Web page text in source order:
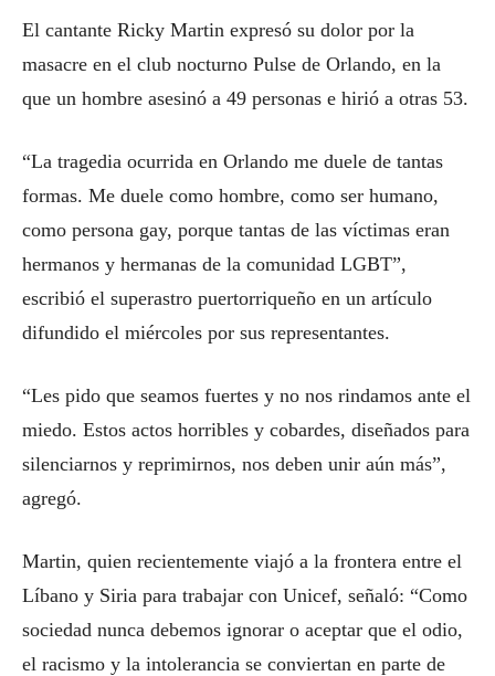
El cantante Ricky Martin expresó su dolor por la
masacre en el club nocturno Pulse de Orlando, en la
que un hombre asesinó a 49 personas e hirió a otras 53.
“La tragedia ocurrida en Orlando me duele de tantas
formas. Me duele como hombre, como ser humano,
como persona gay, porque tantas de las víctimas eran
hermanos y hermanas de la comunidad LGBT”,
escribió el superastro puertorriqueño en un artículo
difundido el miércoles por sus representantes.
“Les pido que seamos fuertes y no nos rindamos ante el
miedo. Estos actos horribles y cobardes, diseñados para
silenciarnos y reprimirnos, nos deben unir aún más”,
agregó.
Martin, quien recientemente viajó a la frontera entre el
Líbano y Siria para trabajar con Unicef, señaló: “Como
sociedad nunca debemos ignorar o aceptar que el odio,
el racismo y la intolerancia se conviertan en parte de